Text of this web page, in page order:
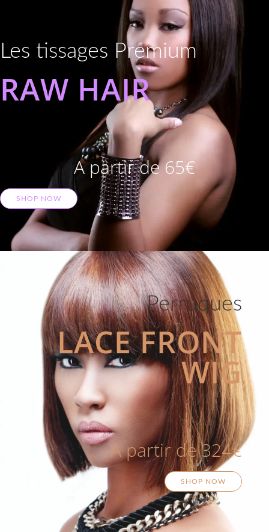
Les tissages Premium
RAW HAIR
A partir de 65€
SHOP NOW
Perruques
LACE FRONT
WIG
A partir de 324€
SHOP NOW